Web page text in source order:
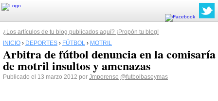
¿Los artículos de tu blog publicados aquí? ¡Propón tu blog!
INICIO › DEPORTES › FÚTBOL › MOTRIL
Arbitra de fútbol denuncia en la comisaría
de motril insultos y amenazas
Publicado el 13 marzo 2012 por Jmporense @futbolbaseymas